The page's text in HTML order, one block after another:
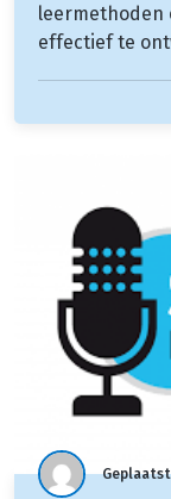
leermethoden
effectief te